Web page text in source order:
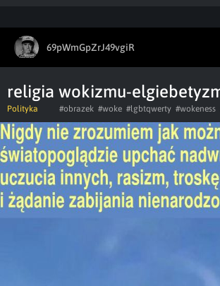
69pWmGpZrJ49vgiR
religia wokizmu-
Polityka #obrazek #woke #lgbtqwerty #wokeness